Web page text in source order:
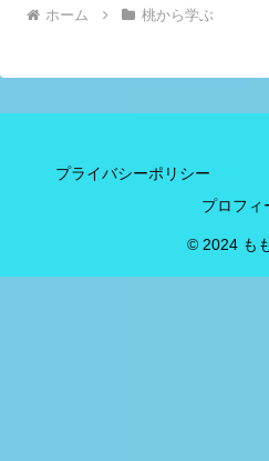
ホーム 桃から学ぶ
プライバシーポリシー
プロフィ
© 2024 も